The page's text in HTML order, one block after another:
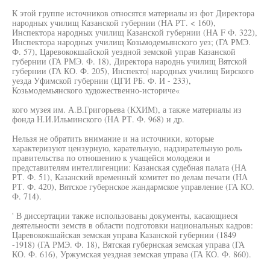
К этой группе источников относятся материалы из фот Директора
народных училищ Казанской губернии (НА РТ. < 160),
Инспектора народных училищ Казанской губернии (НА F Ф. 322),
Инспектора народных училищ Козьмодемьянского уез; (ГА РМЭ.
Ф. 57), Царевококшайской уездной земской управ Казанской
губернии (ГА РМЭ. Ф. 18), Директора народнь училищ Вятской
губернии (ГА КО. Ф. 205), Инспекто| народных училищ Бирского
уезда Уфимской губернии (ЦГИ РБ. Ф. И - 233),
Козьмодемьянского художественно-историче«
кого музея им. А.В.Григорьева (КХИМ), а также материалы из
фонда Н.И.Ильминского (НА РТ. Ф. 968) и др.
Нельзя не обратить внимание и на источники, которые
характеризуют цензурную, карательную, надзирательную роль
правительства по отношению к учащейся молодежи и
представителям интеллигенции: Казанская судебная палата (НА
РТ. Ф. 51), Казанский временный комитет по делам печати (НА
РТ. Ф. 420), Вятское губернское жандармское управление (ГА КО.
Ф. 714).
' В диссертации также использованы документы, касающиеся
деятельности земств в области подготовки национальных кадров:
Царевококшайская земская управа Казанской губернии (1849
-1918) (ГА РМЭ. Ф. 18), Вятская губернская земская управа (ГА
КО. Ф. 616), Уржумская уездная земская управа (ГА КО. Ф. 860).